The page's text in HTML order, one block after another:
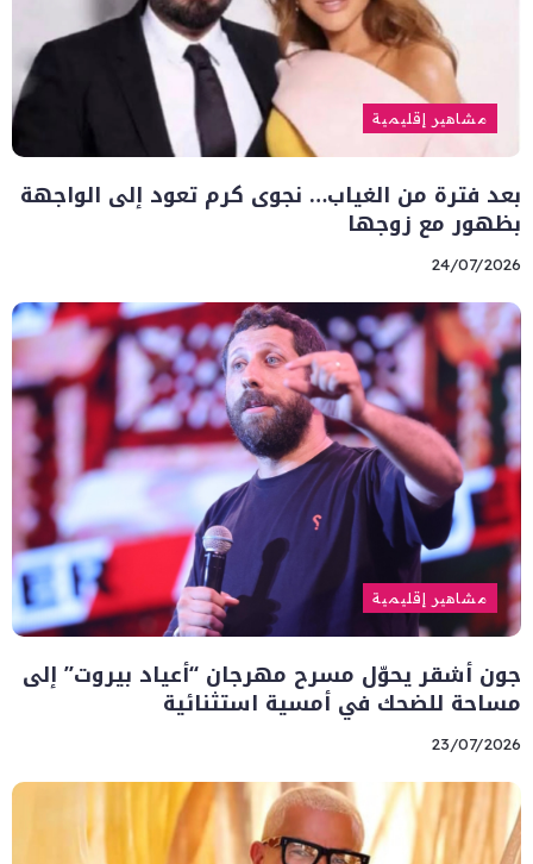
مشاهير إقليمية
بعد فترة من الغياب… نجوى كرم تعود إلى الواجهة
بظهور مع زوجها
24/07/2026
مشاهير إقليمية
جون أشقر يحوّل مسرح مهرجان “أعياد بيروت” إلى
مساحة للضحك في أمسية استثنائية
23/07/2026